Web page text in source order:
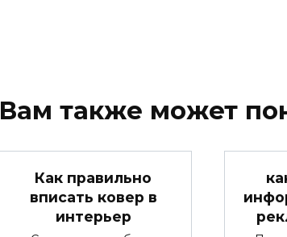
Вам также может
Как правильно
вписать ковер в
интерьер